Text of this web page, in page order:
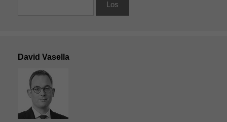
David Vasella